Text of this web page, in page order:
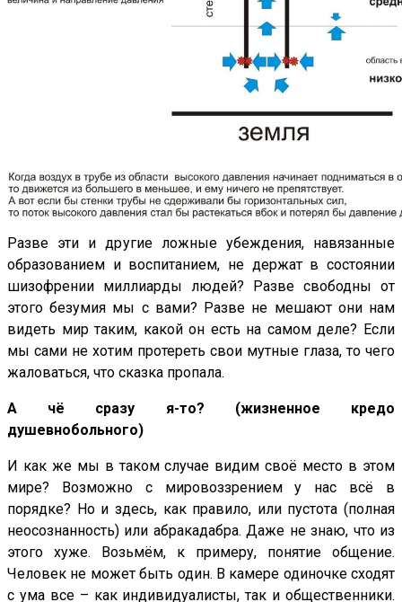
Разве эти и другие ложные убеждения, навязанные
образованием и воспитанием, не держат в состоянии
шизофрении миллиарды людей? Разве свободны от
этого безумия мы с вами? Разве не мешают они нам
видеть мир таким, какой он есть на самом деле? Если
мы сами не хотим протереть свои мутные глаза, то чего
жаловаться, что сказка пропала.
А чё сразу я-то? (жизненное кредо
душевнобольного)
И как же мы в таком случае видим своё место в этом
мире? Возможно с мировоззрением у нас всё в
порядке? Но и здесь, как правило, или пустота (полная
неосознанность) или абракадабра. Даже не знаю, что из
этого хуже. Возьмём, к примеру, понятие общение.
Человек не может быть один. В камере одиночке сходят
с ума все – как индивидуалисты, так и общественники.